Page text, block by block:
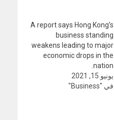
A report says Hong Kong’s
business standing
weakens leading to major
economic drops in the
nation.
يونيو 15, 2021
في "Business"